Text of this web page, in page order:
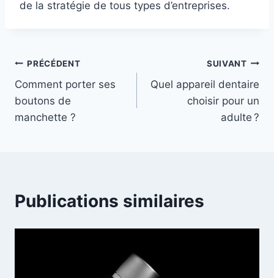
de la stratégie de tous types d’entreprises.
Navigation
de
l’article
PRÉCÉDENT
Comment porter ses
boutons de
manchette ?
SUIVANT
Quel appareil dentaire
choisir pour un
adulte ?
Publications similaires